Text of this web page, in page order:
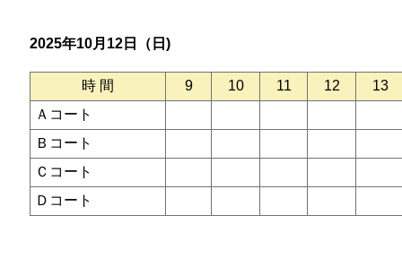
2025年10月12日（日)
時 間 9 10 11 12
13
Ａコート
Ｂコート
Ｃコート
Ｄコート